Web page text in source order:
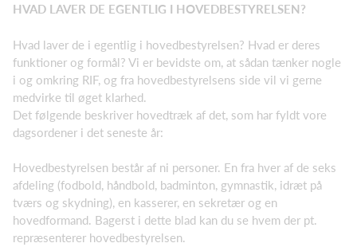
HVAD LAVER DE EGENTLIG I HOVEDBESTYRELSEN?
Hvad laver de i egentlig i hovedbestyrelsen? Hvad er deres
funktioner og formål? Vi er bevidste om, at sådan tænker nogle
i og omkring RIF, og fra hovedbestyrelsens side vil vi gerne
medvirke til øget klarhed.
Det følgende beskriver hovedtræk af det, som har fyldt vore
dagsordener i det seneste år:
Hovedbestyrelsen består af ni personer. En fra hver af de seks
afdeling (fodbold, håndbold, badminton, gymnastik, idræt på
tværs og skydning), en kasserer, en sekretær og en
hovedformand. Bagerst i dette blad kan du se hvem der pt.
repræsenterer hovedbestyrelsen.